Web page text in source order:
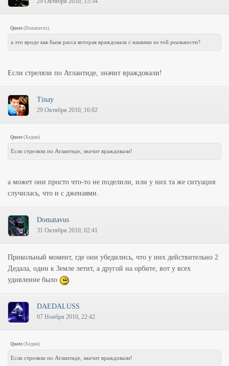
Quote (Domatavus)
а это вроде как была расса которая враждовала с нашими из той реальности?
Если стреляли по Атлантиде, значит враждовали!
Tinay
29 Октября 2010, 16:02
Quote (Хедин)
Если стреляли по Атлантиде, значит враждовали!
а может они просто что-то не поделили, или у них та же ситуация
случилась, что и с дженаями.
Domatavus
31 Октября 2010, 02:41
Прикольный момент, где они убедились, что у них действительно 2
Дедала, один к Земле летит, а другой на орбите, вот у всех
удивление было
DAEDALUSS
07 Ноября 2010, 22:42
Quote (Хедин)
Если стреляли по Атлантиде, значит враждовали!